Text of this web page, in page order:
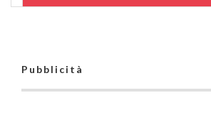
Pubblicità